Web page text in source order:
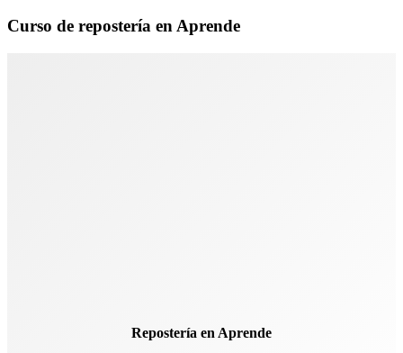
Curso de repostería en Aprende
Repostería en Aprende